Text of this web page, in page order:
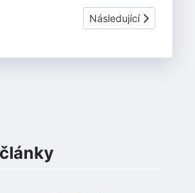
Výstava Českých korunovačních
Další článek: Keltský
Následující